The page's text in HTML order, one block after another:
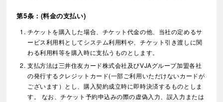
第5条：(料金の支払い)
チケットを購入した場合、チケット代金の他、当社の定めるサ
ービス利用料としてシステム利用料や、チケット引き渡しに関
わる利用料等を購入時に支払うものとします。
支払方法は三井住友カード株式会社及びVJAグループ加盟各社
の発行するクレジットカード(一部ご利用いただけないカードが
ございます）とし、購入契約成立時に即時決済するものとしま
す。 なお、チケット予約申込みの際の虚偽入力、誤入力または